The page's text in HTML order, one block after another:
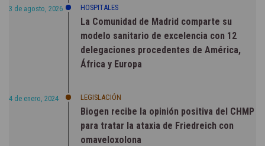
3 de agosto, 2026 HOSPITALES
La Comunidad de Madrid comparte su
modelo sanitario de excelencia con 12
delegaciones procedentes de América,
África y Europa
4 de enero, 2024 LEGISLACIÓN
Biogen recibe la opinión positiva del CHMP
para tratar la ataxia de Friedreich con
omaveloxolona